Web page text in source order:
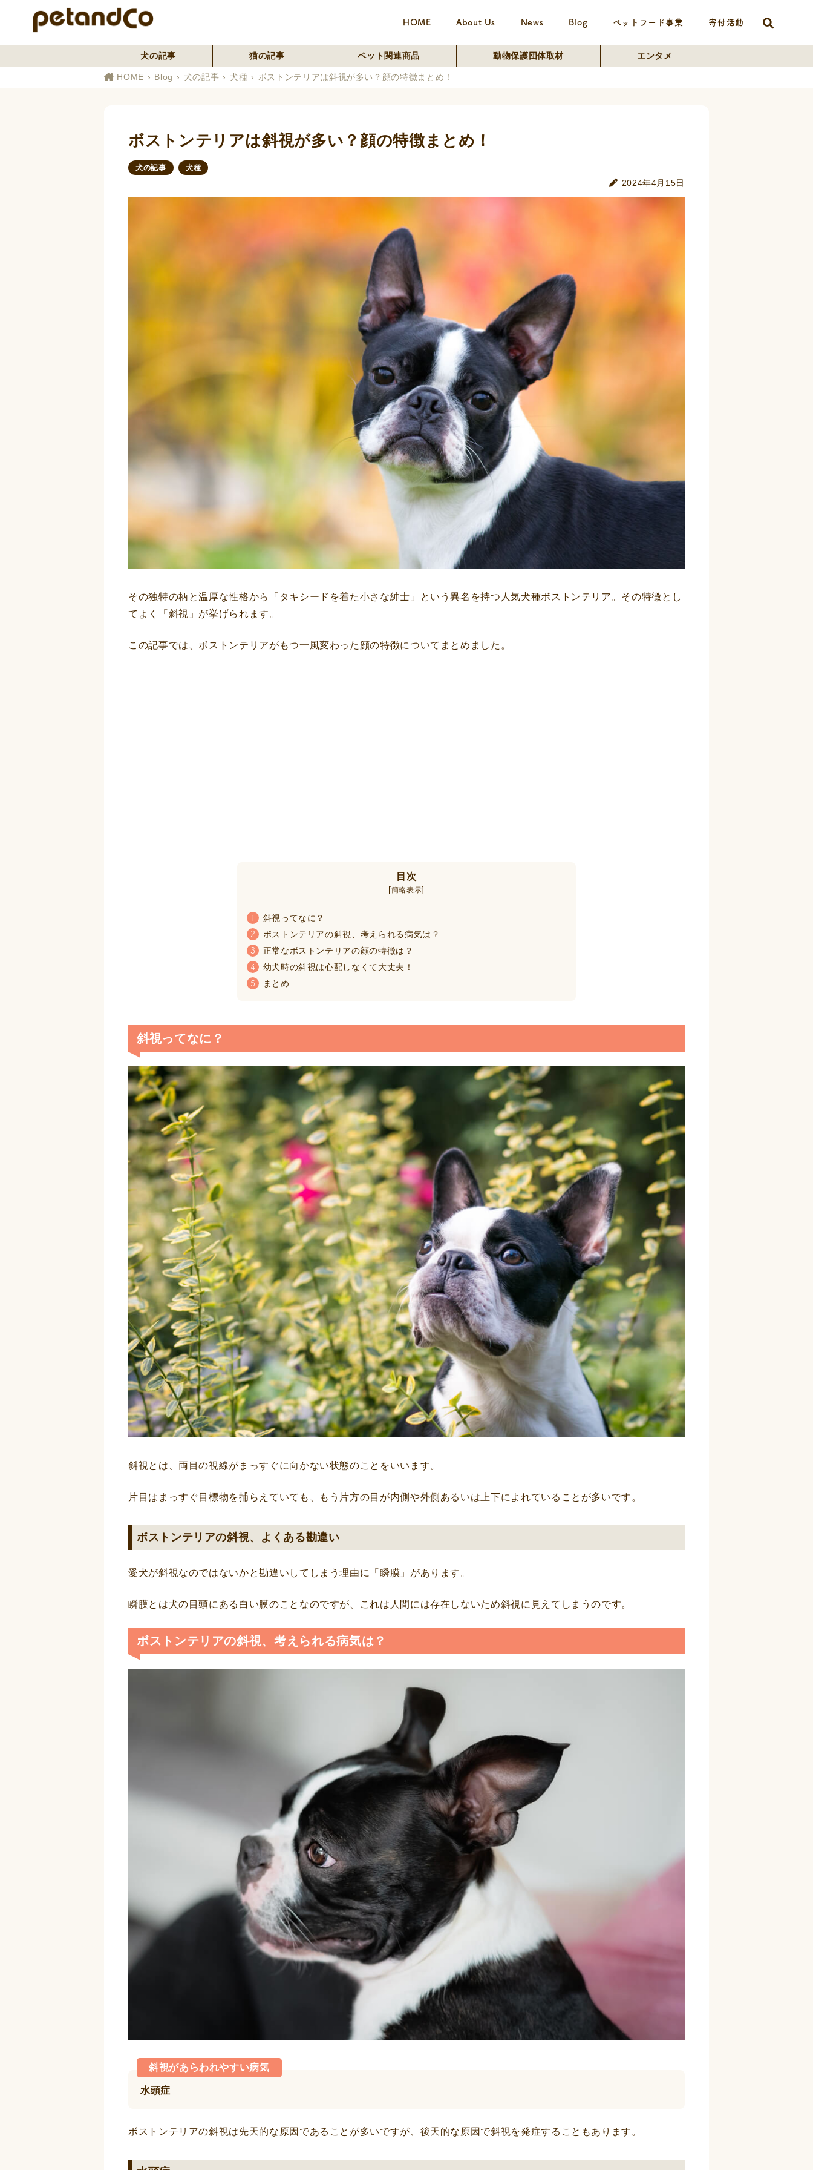
HOME About Us News Blog ペットフード事業 寄付活動
犬の記事 猫の記事 ペット関連商品 動物保護団体取材 エンタメ
HOME Blog 犬の記事 犬種 ボストンテリアは斜視が多い？顔の特徴まとめ！
ボストンテリアは斜視が多い？顔の特徴まとめ！
犬の記事 犬種
2024年4月15日
その独特の柄と温厚な性格から「タキシードを着た小さな紳士」という異名を持つ人気犬種ボストンテリア。その特徴とし
てよく「斜視」が挙げられます。
この記事では、ボストンテリアがもつ一風変わった顔の特徴についてまとめました。
目次
[簡略表示]
1 斜視ってなに？
2 ボストンテリアの斜視、考えられる病気は？
3 正常なボストンテリアの顔の特徴は？
4 幼犬時の斜視は心配しなくて大丈夫！
5 まとめ
斜視ってなに？
斜視とは、両目の視線がまっすぐに向かない状態のことをいいます。
片目はまっすぐ目標物を捕らえていても、もう片方の目が内側や外側あるいは上下によれていることが多いです。
ボストンテリアの斜視、よくある勘違い
愛犬が斜視なのではないかと勘違いしてしまう理由に「瞬膜」があります。
瞬膜とは犬の目頭にある白い膜のことなのですが、これは人間には存在しないため斜視に見えてしまうのです。
ボストンテリアの斜視、考えられる病気は？
斜視があらわれやすい病気
水頭症
ボストンテリアの斜視は先天的な原因であることが多いですが、後天的な原因で斜視を発症することもあります。